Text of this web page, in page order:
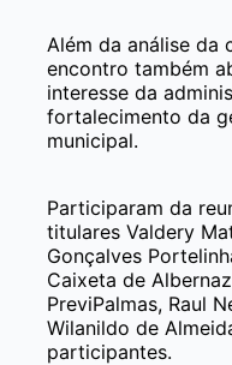
Além da análise da
encontro também
interesse da
fortalecimento da
municipal.
Participaram da
titulares Valdery
Gonçalves
Caixeta de
PreviPalmas, Raul
Wilanildo de
participantes.